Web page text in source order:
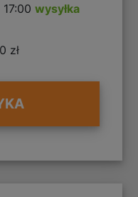
17:00wysyłka
zł